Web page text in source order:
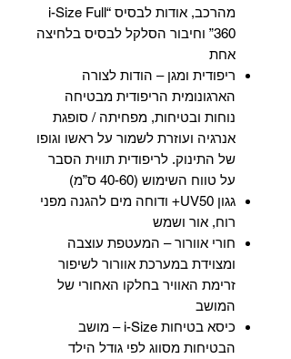
מהרכב, אודות לבסיס “i-Size Full
360” וחיבור הסלקל לבסיס בלחיצה
אחת
ריפודית ומגן – הודות לצורה
הארגונומית הריפודית מבטיחה
נוחות ובטיחות, מפחיתה / סופגת
אנרגיה ועוזרת לשמור על ראשו וגופו
של התינוק. לריפודית תווית הסבר
על טווח השימוש (40-60 ס”מ)
גגון UV50+ ודוחה מים להגנה מפני
רוח, אור ושמש
חורי אוורור – המעטפת עוצבה
ומצוידת במערכת אוורור לשיפור
זרימת האוויר בחלקו האחורי של
המושב
כיסא בטיחות i-Size – מושב
הבטיחות מסווג לפי גודל הילד